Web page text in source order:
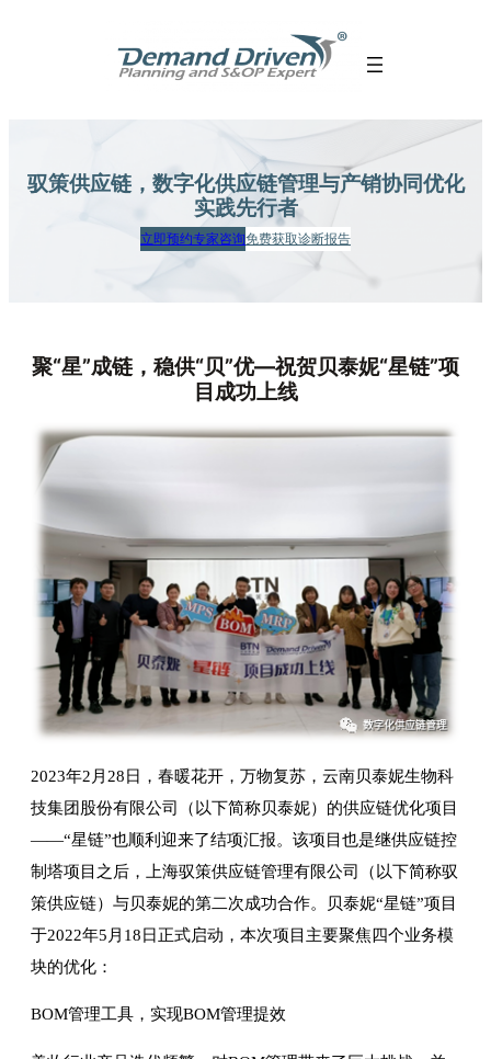
驭策供应链，数字化供应链管理与产销协同优化
实践先行者
立即预约专家咨询免费获取诊断报告
聚“星”成链，稳供“贝”优—祝贺贝泰妮“星链”项
目成功上线
2023年2月28日，春暖花开，万物复苏，云南贝泰妮生物科
技集团股份有限公司（以下简称贝泰妮）的供应链优化项目
——“星链”也顺利迎来了结项汇报。该项目也是继供应链控
制塔项目之后，上海驭策供应链管理有限公司（以下简称驭
策供应链）与贝泰妮的第二次成功合作。贝泰妮“星链”项目
于2022年5月18日正式启动，本次项目主要聚焦四个业务模
块的优化：
BOM管理工具，实现BOM管理提效